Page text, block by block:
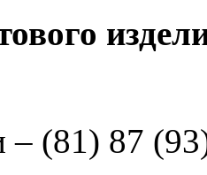
– (81) 87